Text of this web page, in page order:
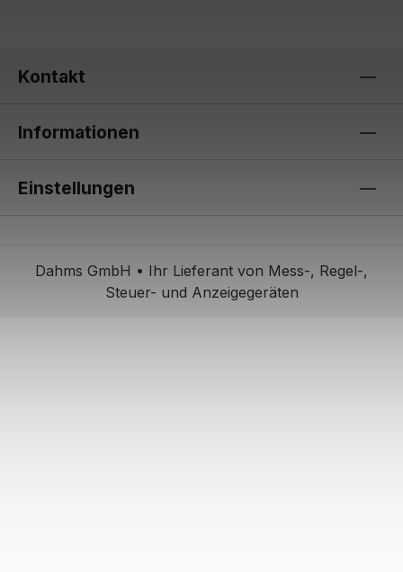
Kontakt
Informationen
Einstellungen
Dahms GmbH • Ihr Lieferant von Mess-, Regel-,
Steuer- und Anzeigegeräten